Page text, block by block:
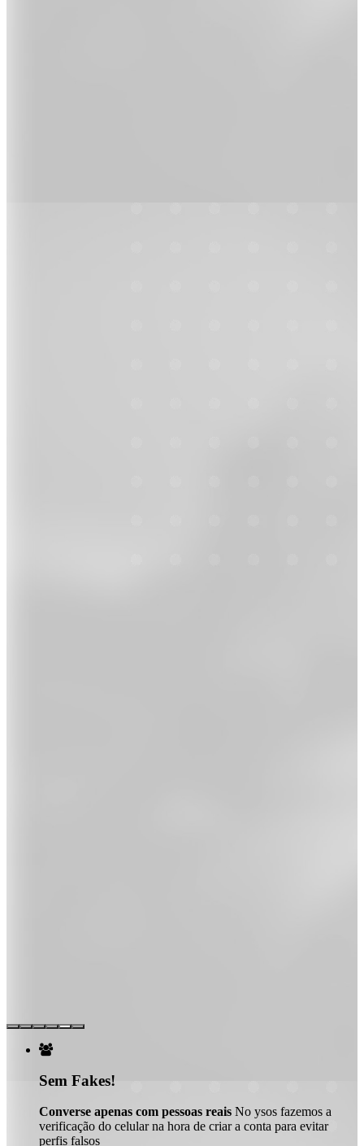

Sem Fakes!
Converse apenas com pessoas reais No ysos fazemos a
verificação do celular na hora de criar a conta para evitar
perfis falsos